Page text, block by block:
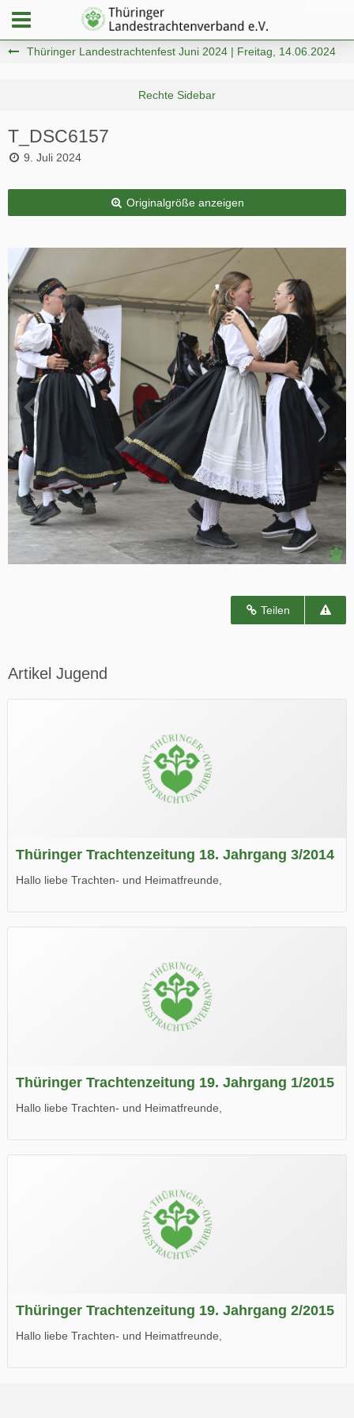
Thüringer Landestrachtenfest Juni 2024 | Freitag, 14.06.2024
T_DSC6157
9. Juli 2024
Originalgröße anzeigen
Teilen
Artikel Jugend
Thüringer Trachtenzeitung 18. Jahrgang 3/2014
Hallo liebe Trachten- und Heimatfreunde,
Wir wünschen Euch viel Spaß beim Lesen.
Thüringer Trachtenzeitung 19. Jahrgang 1/2015
Hallo liebe Trachten- und Heimatfreunde,
Wir wünschen Euch viel Spaß beim Lesen.
Thüringer Trachtenzeitung 19. Jahrgang 2/2015
Hallo liebe Trachten- und Heimatfreunde,